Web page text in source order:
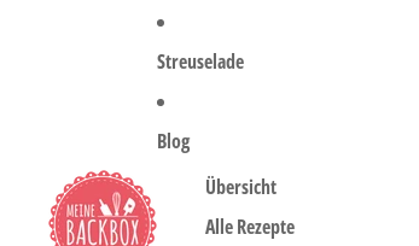
Streuselade
Blog
Übersicht
Alle Rezepte